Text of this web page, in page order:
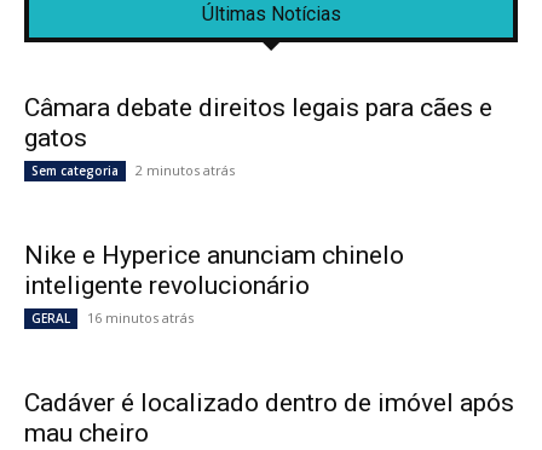
Últimas Notícias
Câmara debate direitos legais para cães e
gatos
Sem categoria 2 minutos atrás
Nike e Hyperice anunciam chinelo
inteligente revolucionário
GERAL 16 minutos atrás
Cadáver é localizado dentro de imóvel após
mau cheiro